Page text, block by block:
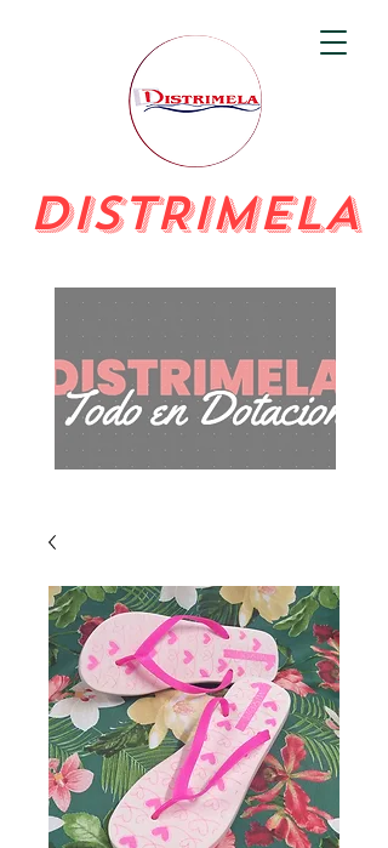
DISTRIMELA